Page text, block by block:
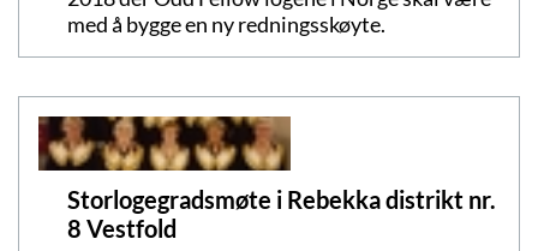
med å bygge en ny redningsskøyte.
Storlogegradsmøte i Rebekka distrikt nr.
8 Vestfold